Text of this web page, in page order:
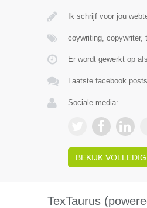
Ik schrijf voor jou
coywriting, copywriter,
Er wordt gewerkt op
Laatste facebook posts
Sociale media:
BEKIJK
TexTaurus